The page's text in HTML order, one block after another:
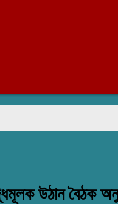
উঠান বৈঠক